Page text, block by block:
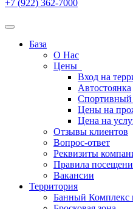
+7 (922) 362-7000
База
О Нас
Цены
Вход на
Автостоянка
Спортивный
Цены на
Цена на
Отзывы клиентов
Вопрос-ответ
Реквизиты
Правила
Вакансии
Территория
Банный Комплекс